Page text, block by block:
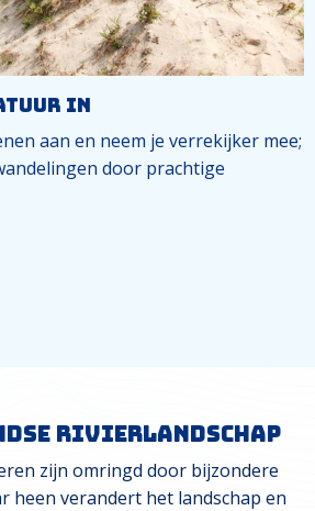
in
aan en neem je verrekijker mee;
door prachtige
rivierlandschap
zijn omringd door bijzondere
heen verandert het landschap en